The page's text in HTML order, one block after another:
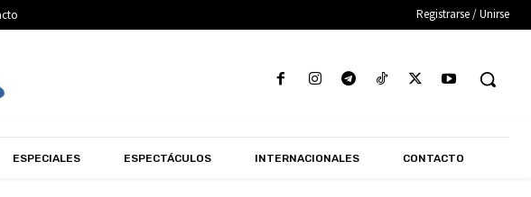
Registrarse / Unirse
ESPECIALES ESPECTÁCULOS INTERNACIONALES CONTACTO